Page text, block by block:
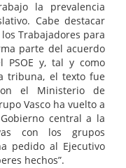
la prevalencia
Cabe destacar
Trabajadores para
parte del acuerdo
PSOE y, tal y como
tribuna, el texto fue
el Ministerio de
Vasco ha vuelto a
central a la
con los grupos
pedido al Ejecutivo
hechos”.